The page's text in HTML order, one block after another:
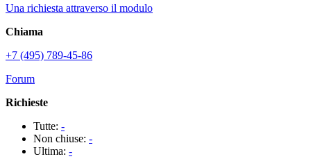
Una richiesta attraverso il modulo
Chiama
+7 (495) 789-45-86
Forum
Richieste
Tutte: -
Non chiuse: -
Ultima: -